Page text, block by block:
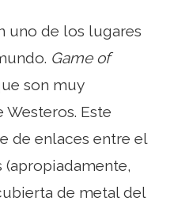
uno de los lugares
Game of
son muy
Este
de enlaces entre el
(apropiadamente,
de metal del